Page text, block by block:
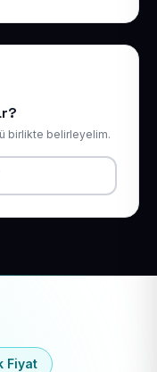
birlikte belirleyelim.
Fiyat